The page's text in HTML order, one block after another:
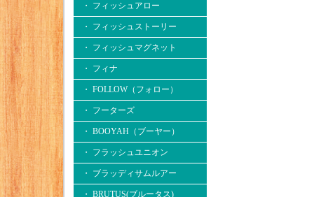
・ フィッシュアロー
・ フィッシュストーリー
・ フィッシュマグネット
・ フィナ
・ FOLLOW（フォロー）
・ フーターズ
・ BOOYAH（ブーヤー）
・ フラッシュユニオン
・ ブラッディサムルアー
・ BRUTUS(ブルータス)